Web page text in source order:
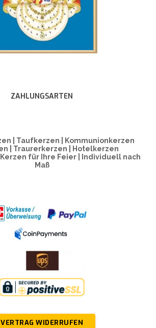
ZAHLUNGSARTEN
| Taufkerzen | Kommunionkerzen
| Traurerkerzen | Hotelkerzen
für Ihre Feier | Individuell nach
Maß
VERTRAG WIDERRUFEN